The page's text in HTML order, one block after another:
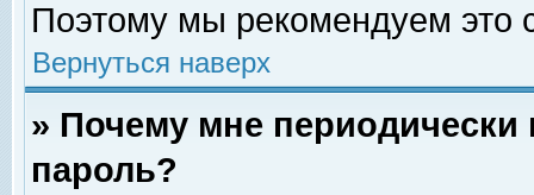
Поэтому мы рекомендуем это
Вернуться наверх
» Почему мне
пароль?